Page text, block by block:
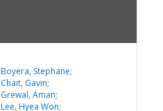
Boyera, Stephane;
Chait, Gavin;
Grewal, Aman;
Lee, Hyea Won;